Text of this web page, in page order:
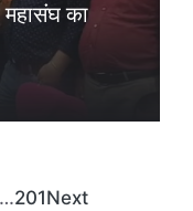
महासंघ का
…201Next